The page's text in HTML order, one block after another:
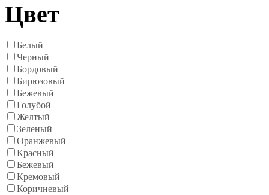
Цвет
Белый
Черный
Бордовый
Бирюзовый
Бежевый
Голубой
Желтый
Зеленый
Оранжевый
Красный
Бежевый
Кремовый
Коричневый